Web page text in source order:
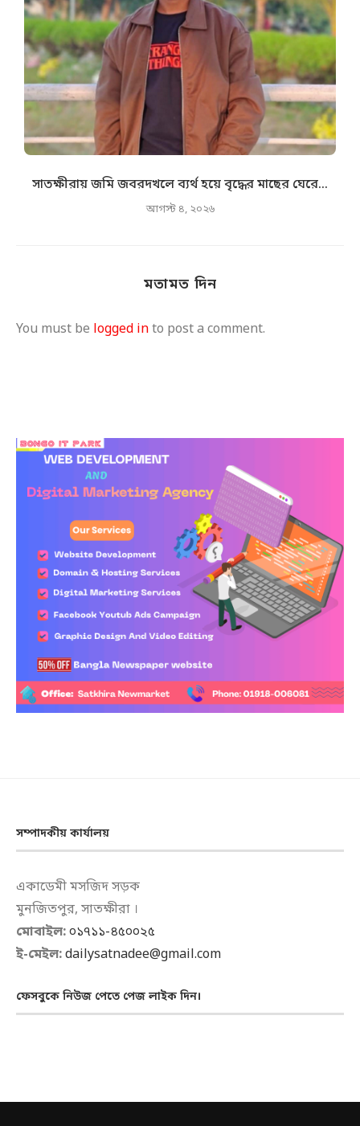
সাতক্ষীরায় জমি জবরদখলে ব্যর্থ হয়ে বৃদ্ধের মাছের ঘেরে...
আগস্ট ৪, ২০২৬
মতামত দিন
You must be logged into post a comment.
সম্পাদকীয় কার্যালয়
একাডেমী মসজিদ সড়ক
মুনজিতপুর, সাতক্ষীরা ।
মোবাইল:০১৭১১-৪৫০০২৫
ই-মেইল:dailysatnadee@gmail.com
ফেসবুকে নিউজ পেতে পেজ লাইক দিন।